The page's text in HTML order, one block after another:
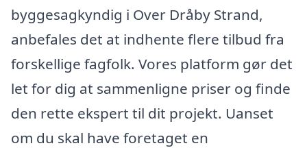
byggesagkyndig i Over Dråby Strand,
anbefales det at indhente flere tilbud fra
forskellige fagfolk. Vores platform gør det
let for dig at sammenligne priser og finde
den rette ekspert til dit projekt. Uanset
om du skal have foretaget en